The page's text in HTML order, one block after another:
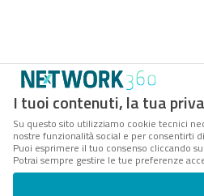
I tuoi contenuti, la tua
Su questo sito utilizziamo cookie tecnici
nostre funzionalità social e per consentirti
Puoi esprimere il tuo consenso cliccando
Potrai sempre gestire le tue preferenze